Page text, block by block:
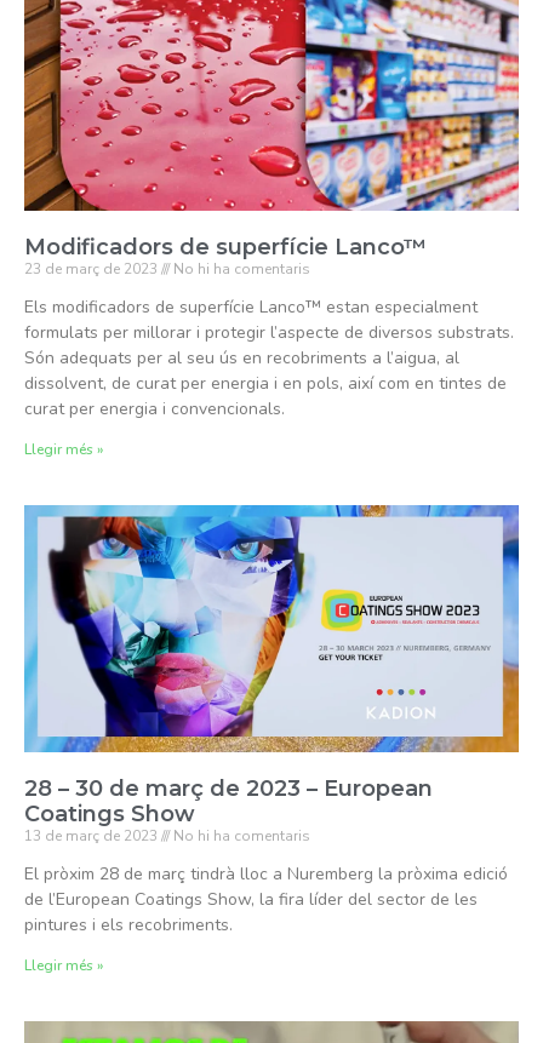
Modificadors de superfície Lanco™
23 de març de 2023 No hi ha comentaris
Els modificadors de superfície Lanco™ estan especialment
formulats per millorar i protegir l’aspecte de diversos substrats.
Són adequats per al seu ús en recobriments a l’aigua, al
dissolvent, de curat per energia i en pols, així com en tintes de
curat per energia i convencionals.
Llegir més »
28 – 30 de març de 2023 – European
Coatings Show
13 de març de 2023 No hi ha comentaris
El pròxim 28 de març tindrà lloc a Nuremberg la pròxima edició
de l’European Coatings Show, la fira líder del sector de les
pintures i els recobriments.
Llegir més »